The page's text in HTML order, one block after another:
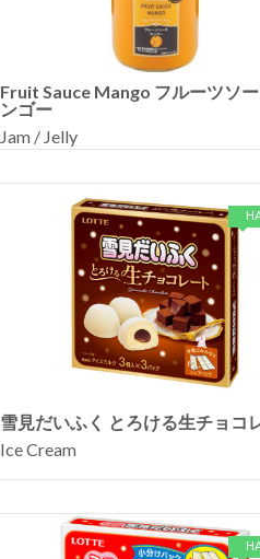
Fruit Sauce Mango フルーツソ
ンゴー
Jam / Jelly
雪見だいふく とろける生チョコ
Ice Cream